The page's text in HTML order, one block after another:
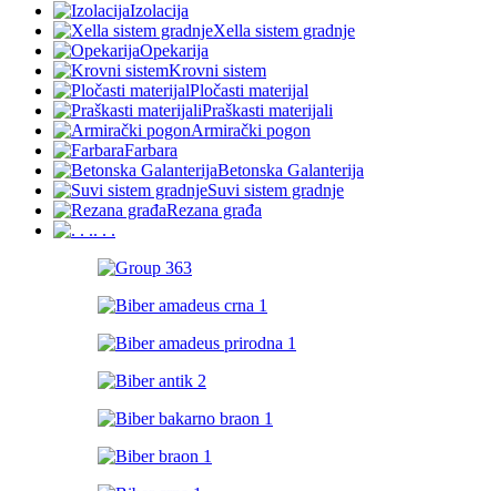
Izolacija
Xella sistem gradnje
Opekarija
Krovni sistem
Pločasti materijal
Praškasti materijali
Armirački pogon
Farbara
Betonska Galanterija
Suvi sistem gradnje
Rezana građa
. . .